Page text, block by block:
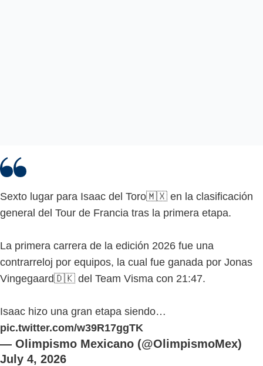
Sexto lugar para Isaac del Toro🇲🇽 en la clasificación
general del Tour de Francia tras la primera etapa.
La primera carrera de la edición 2026 fue una
contrarreloj por equipos, la cual fue ganada por Jonas
Vingegaard🇩🇰 del Team Visma con 21:47.
Isaac hizo una gran etapa siendo…
pic.twitter.com/w39R17ggTK
— Olimpismo Mexicano (@OlimpismoMex)
July 4, 2026